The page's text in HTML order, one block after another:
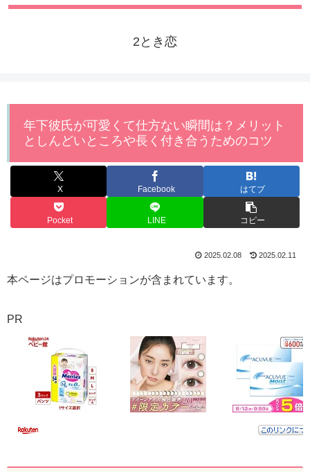
2とき恋
年下彼氏が可愛くて仕方ない瞬間は？メリット
としんどいところや長く付き合うためのコツ
X Facebook はてブ
Pocket LINE コピー
2025.02.08 2025.02.11
本ページはプロモーションが含まれています。
PR